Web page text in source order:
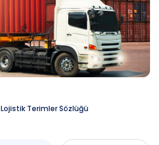
Lojistik Terimler Sözlüğü